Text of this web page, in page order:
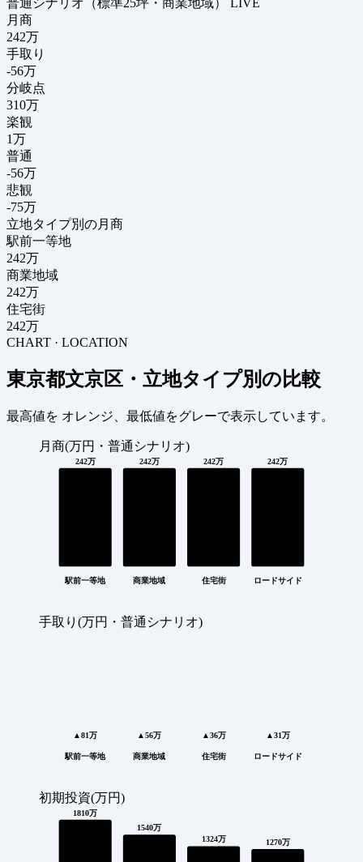
月商
242万
手取り
-56万
分岐点
310万
楽観
1万
普通
-56万
悲観
-75万
立地タイプ別の月商
駅前一等地
242万
商業地域
242万
住宅街
242万
CHART · LOCATION
東京都文京区・立地タイプ別の比較
最高値を オレンジ 、最低値をグレーで表示しています。
月商(万円・普通シナリオ)
242万
駅前一等地
242万
商業地域
242万
住宅街
242万
ロードサイド
手取り(万円・普通シナリオ)
▲81万
駅前一等地
▲56万
商業地域
▲36万
住宅街
▲31万
ロードサイド
初期投資(万円)
1810万
1540万
1324万 1270万